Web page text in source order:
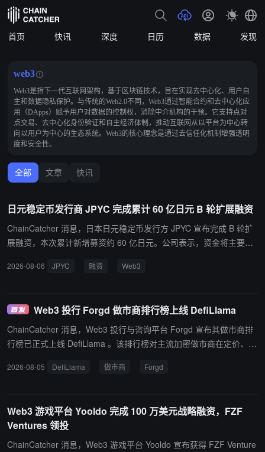
首页 快讯 深度 日历 数据 发现
web3
Web3是指下一代互联网架构，基于区块链技术，旨在实现去中心化、用户自
主和数据隐私保护。与传统的Web2.0不同，Web3通过智能合约和去中心化应
用（DApps）赋予用户对数据的控制权，消除中介机构的干预。它支持点对
点交易、去中心化身份验证和自主经济体制，推动互联网从以平台为中心转
向以用户为中心的生态系统。Web3的核心理念是通过去信任化机制增强透明
度和安全性。
全部 文章 快讯
日元稳定币发行商 JPYC 完成累计 60 亿日元 B 轮扩展融资
ChainCatcher 消息，日本日元稳定币发行方 JPYC 宣布完成 B 轮扩
展融资，本次累计新增募资约 60 亿日元。公司表示，资金将主要用
地。
2026-08-06 JPYC 融资 Web3
Web3 投行 Forgd 做市商排行榜上线 DefiLlama
ChainCatcher 消息，Web3 投行与咨询平台 Forgd 宣布其做市商排
行榜已正式上线 DefiLlama 。该排行榜对主流加密做市商在定价、市
析师评估代币流动性背后的做市商表现。 排行榜数据来自超过 500
给更广泛的市场用户。
2026-08-05 DefiLlama 做市商 Forgd
Web3 游戏平台 Yooldo 完成 100 万美元战略融资，FZF
Ventures 领投
ChainCatcher 消息，Web3 游戏平台 Yooldo 宣布获得 FZF Venture